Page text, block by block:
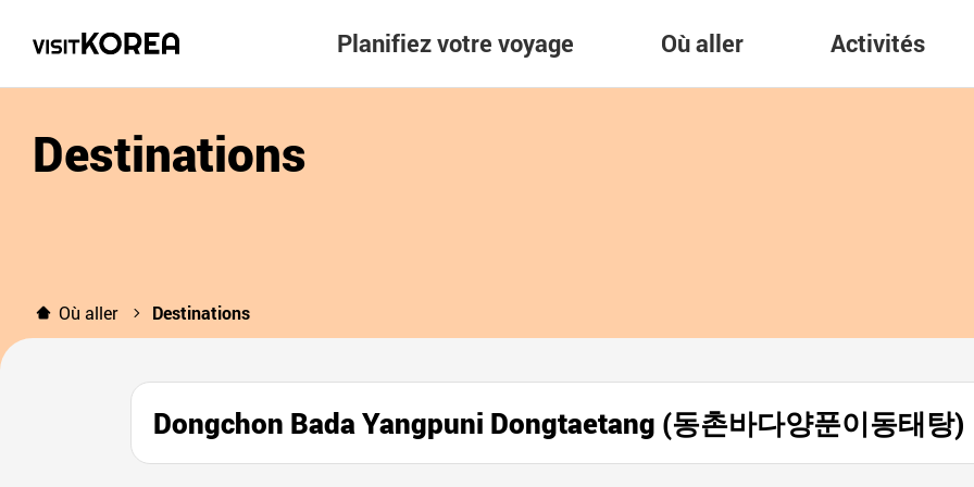
Planifiez votre voyage Où aller Activités
Destinations
Où aller Destinations
Dongchon Bada Yangpuni Dongtaetang (동촌바다양푼이동태탕)